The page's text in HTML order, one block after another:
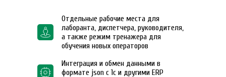
Интеграция и обмен данными в
формате json с 1с и другими ERP
Отдельные рабочие места для
лаборанта, диспетчера, руководителя,
а также режим тренажера для
обучения новых операторов